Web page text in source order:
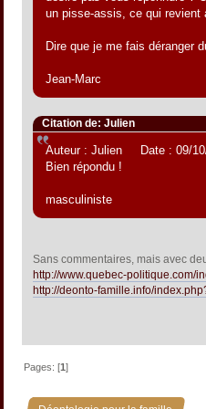
un pisse-assis, ce qui revient
Dire que je me fais déranger
Jean-Marc
Citation de: Julien
Auteur : Julien Date : 09/
Bien répondu !
masculiniste
Sans commentaires, mais avec
http://www.quebec-politique.com/
http://deonto-famille.info/
Pages: [1]
»